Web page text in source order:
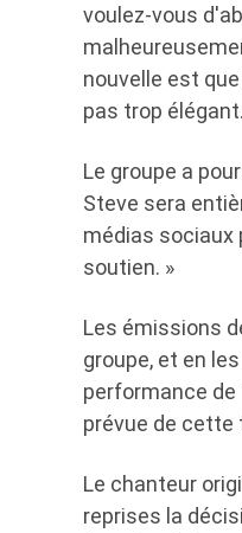
voulez-vous
nouvelle est
pas trop
Le groupe a
Steve sera
médias sociaux
soutien. »
Les émissions
groupe, et en
performance de
prévue de cette
Le chanteur
reprises la